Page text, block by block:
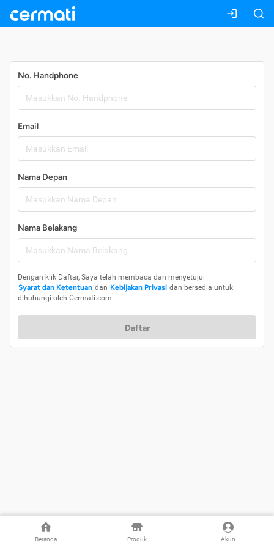
Beranda Produk Akun
No. Handphone
Email
Nama Depan
Nama Belakang
Dengan klik Daftar, Saya telah membaca dan menyetujui
Syarat dan Ketentuan dan Kebijakan Privasi dan bersedia untuk
dihubungi oleh Cermati.com.
Daftar